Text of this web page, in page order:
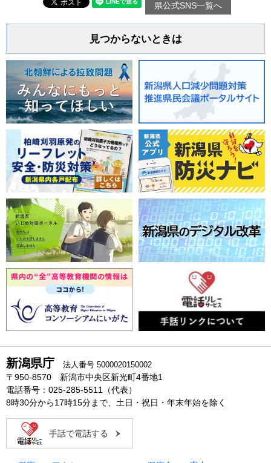
県公式SNS一覧へ
見つからないときは
新潟県庁 法人番号 5000020150002
〒950-8570 新潟市中央区新光町4番地1
電話番号：025-285-5511（代表）
8時30分から17時15分まで、土日・祝日・年末年始を除く
手話で電話する